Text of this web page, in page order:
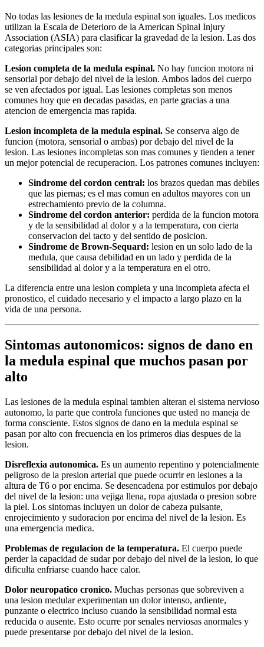
No todas las lesiones de la medula espinal son iguales. Los medicos
utilizan la Escala de Deterioro de la American Spinal Injury
Association (ASIA) para clasificar la gravedad de la lesion. Las dos
categorias principales son:
Lesion completa de la medula espinal. No hay funcion motora ni
sensorial por debajo del nivel de la lesion. Ambos lados del cuerpo
se ven afectados por igual. Las lesiones completas son menos
comunes hoy que en decadas pasadas, en parte gracias a una
atencion de emergencia mas rapida.
Lesion incompleta de la medula espinal. Se conserva algo de
funcion (motora, sensorial o ambas) por debajo del nivel de la
lesion. Las lesiones incompletas son mas comunes y tienden a tener
un mejor potencial de recuperacion. Los patrones comunes incluyen:
Sindrome del cordon central: los brazos quedan mas debiles
que las piernas; es el mas comun en adultos mayores con un
estrechamiento previo de la columna.
Sindrome del cordon anterior: perdida de la funcion motora
y de la sensibilidad al dolor y a la temperatura, con cierta
conservacion del tacto y del sentido de posicion.
Sindrome de Brown-Sequard: lesion en un solo lado de la
medula, que causa debilidad en un lado y perdida de la
sensibilidad al dolor y a la temperatura en el otro.
La diferencia entre una lesion completa y una incompleta afecta el
pronostico, el cuidado necesario y el impacto a largo plazo en la
vida de una persona.
Sintomas autonomicos: signos de dano en
la medula espinal que muchos pasan por
alto
Las lesiones de la medula espinal tambien alteran el sistema nervioso
autonomo, la parte que controla funciones que usted no maneja de
forma consciente. Estos signos de dano en la medula espinal se
pasan por alto con frecuencia en los primeros dias despues de la
lesion.
Disreflexia autonomica. Es un aumento repentino y potencialmente
peligroso de la presion arterial que puede ocurrir en lesiones a la
altura de T6 o por encima. Se desencadena por estimulos por debajo
del nivel de la lesion: una vejiga llena, ropa ajustada o presion sobre
la piel. Los sintomas incluyen un dolor de cabeza pulsante,
enrojecimiento y sudoracion por encima del nivel de la lesion. Es
una emergencia medica.
Problemas de regulacion de la temperatura. El cuerpo puede
perder la capacidad de sudar por debajo del nivel de la lesion, lo que
dificulta enfriarse cuando hace calor.
Dolor neuropatico cronico. Muchas personas que sobreviven a
una lesion medular experimentan un dolor intenso, ardiente,
punzante o electrico incluso cuando la sensibilidad normal esta
reducida o ausente. Esto ocurre por senales nerviosas anormales y
puede presentarse por debajo del nivel de la lesion.